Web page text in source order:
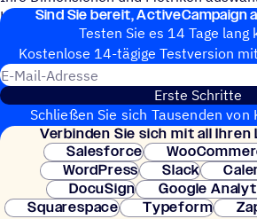
Klicks zu Ihrem Datenziel gelangen.
Sind Sie bereit, ActiveCampaign
Testen Sie es 14 Tage lang
Kosten­lose 14-tägige Test­ver­sion
Erste Schritte
Schließen Sie sich Tausenden von
Kreditkarte erforderlich.
Verbin­den Sie sich mit all Ihren
Salesforce
WordPress
Slack
DocuSign
Google
Squarespace
Typeform